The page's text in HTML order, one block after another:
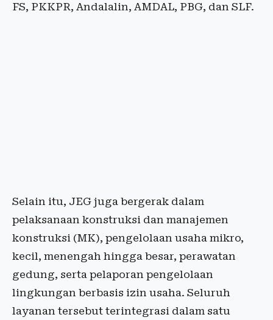
FS, PKKPR, Andalalin, AMDAL, PBG, dan SLF.
Selain itu, JEG juga bergerak dalam
pelaksanaan konstruksi dan manajemen
konstruksi (MK), pengelolaan usaha mikro,
kecil, menengah hingga besar, perawatan
gedung, serta pelaporan pengelolaan
lingkungan berbasis izin usaha. Seluruh
layanan tersebut terintegrasi dalam satu